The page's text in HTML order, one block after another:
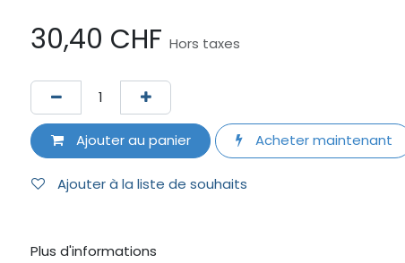
30,40 CHF Hors taxes
Ajouter au panier Acheter maintenant
Ajouter à la liste de souhaits
Plus d'informations